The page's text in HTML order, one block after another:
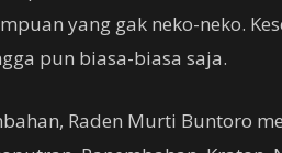
yang gak neko-neko.
pun biasa-biasa saja.
Raden Murti Buntoro